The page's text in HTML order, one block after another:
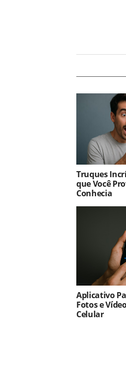
Truques
que Você
Conhecia
Aplicativo
Fotos e
Celular